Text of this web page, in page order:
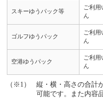
スキーゆうパック等
ご利用
ん
ゴルフゆうパック
ご利用
ん
空港ゆうパック
ご利用
ん
縦・横・高さの合計
可能です。また内容